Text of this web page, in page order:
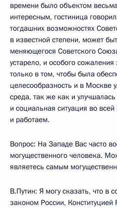
времени было объектом
интересным, гостиница
тогдашних возможностях
в известной степени, может
меняющегося Советского
устарело, и особого
только в том, чтобы была
целесообразность и в Москве
среда, так же как и
и социальная ситуация во
и работаем.
Вопрос: На Западе Вас часто
могущественного человека.
являетесь самым
В.Путин: Я могу сказать, что в
законом России,